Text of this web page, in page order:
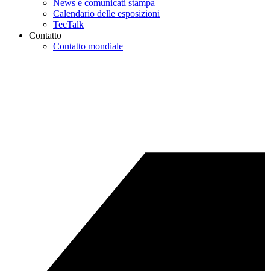
News e comunicati stampa
Calendario delle esposizioni
TecTalk
Contatto
Contatto mondiale